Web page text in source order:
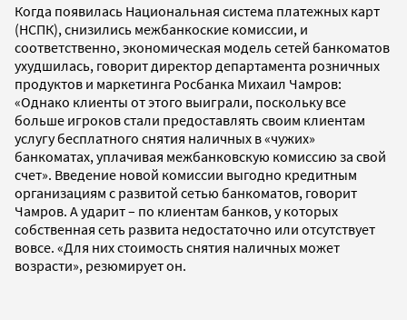
Когда появилась Национальная система платежных карт
(НСПК), снизились межбанкоские комиссии, и
соответственно, экономическая модель сетей банкоматов
ухудшилась, говорит директор департамента розничных
продуктов и маркетинга Росбанка Михаил Чамров:
«Однако клиенты от этого выиграли, поскольку все
больше игроков стали предоставлять своим клиентам
услугу бесплатного снятия наличных в «чужих»
банкоматах, уплачивая межбанковскую комиссию за свой
счет». Введение новой комиссии выгодно кредитным
организациям с развитой сетью банкоматов, говорит
Чамров. А ударит – по клиентам банков, у которых
собственная сеть развита недостаточно или отсутствует
вовсе. «Для них стоимость снятия наличных может
возрасти», резюмирует он.